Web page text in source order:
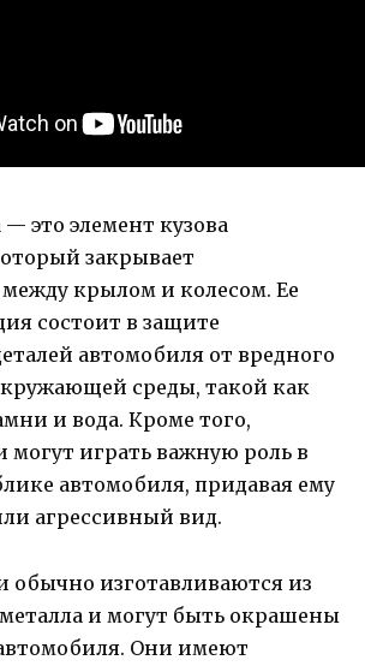
это элемент кузова
закрывает
крылом и колесом. Ее
состоит в защите
автомобиля от вредного
среды, такой как
и вода. Кроме того,
могут играть важную роль в
автомобиля, придавая ему
агрессивный вид.
обычно изготавливаются из
и могут быть окрашены
Они имеют